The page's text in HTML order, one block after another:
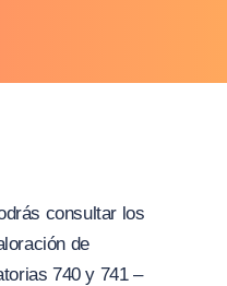
consultar los
de
740 y 741 –